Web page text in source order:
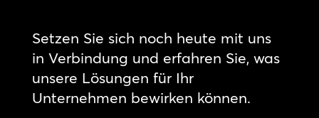
Setzen Sie sich noch heute mit uns
in Verbindung und erfahren Sie, was
unsere Lösungen für Ihr
Unternehmen bewirken können.